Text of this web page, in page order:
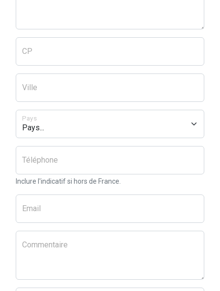
CP
Ville
Pays
Téléphone
Inclure l'indicatif si hors de France.
Email
Commentaire